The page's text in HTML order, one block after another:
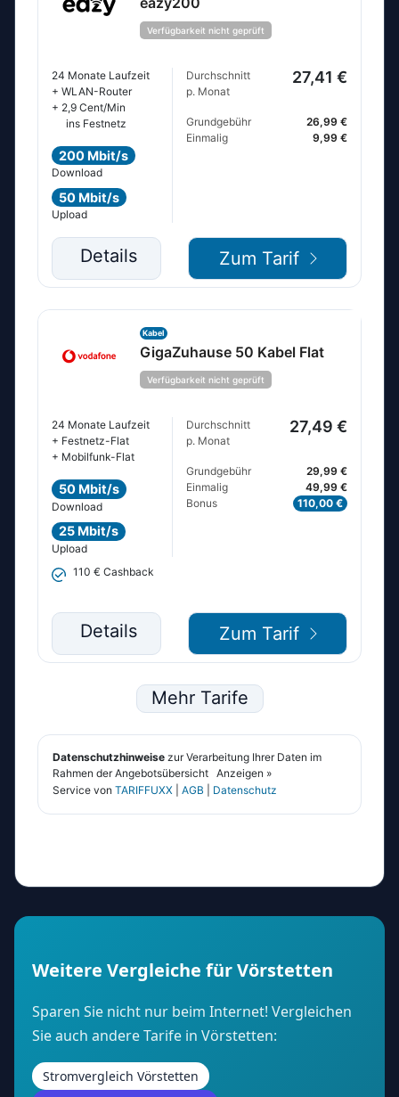
Weitere Vergleiche für Vörstetten
Sparen Sie nicht nur beim Internet! Vergleichen
Sie auch andere Tarife in Vörstetten:
Stromvergleich Vörstetten